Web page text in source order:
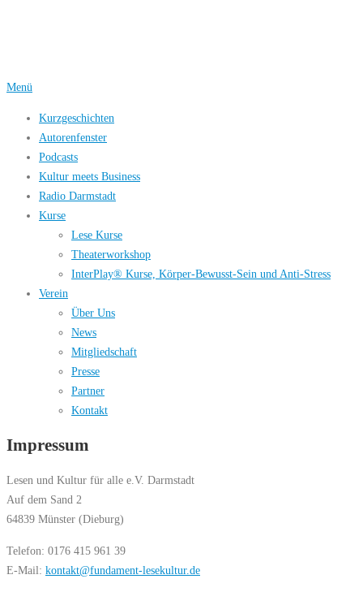
Menü
Kurzgeschichten
Autorenfenster
Podcasts
Kultur meets Business
Radio Darmstadt
Kurse
Lese Kurse
Theaterworkshop
InterPlay® Kurse, Körper-Bewusst-Sein und Anti-Stress
Verein
Über Uns
News
Mitgliedschaft
Presse
Partner
Kontakt
Impressum
Lesen und Kultur für alle e.V. Darmstadt
Auf dem Sand 2
64839 Münster (Dieburg)
Telefon: 0176 415 961 39
E-Mail: kontakt@fundament-lesekultur.de